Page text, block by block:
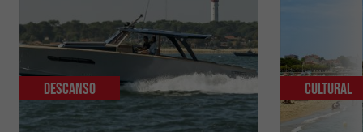
Descanso Cultural